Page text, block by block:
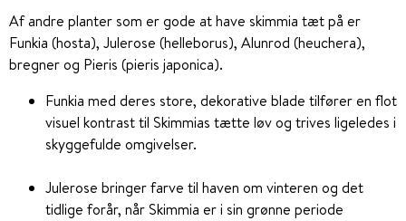
Af andre planter som er gode at have skimmia tæt på er
Funkia (hosta), Julerose (helleborus), Alunrod (heuchera),
bregner og Pieris (pieris japonica).
Funkia med deres store, dekorative blade tilfører en flot
visuel kontrast til Skimmias tætte løv og trives ligeledes i
skyggefulde omgivelser.
Julerose bringer farve til haven om vinteren og det
tidlige forår, når Skimmia er i sin grønne periode